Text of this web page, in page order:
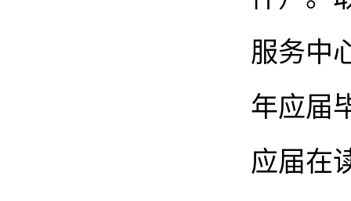
服务中
年应届
应届在